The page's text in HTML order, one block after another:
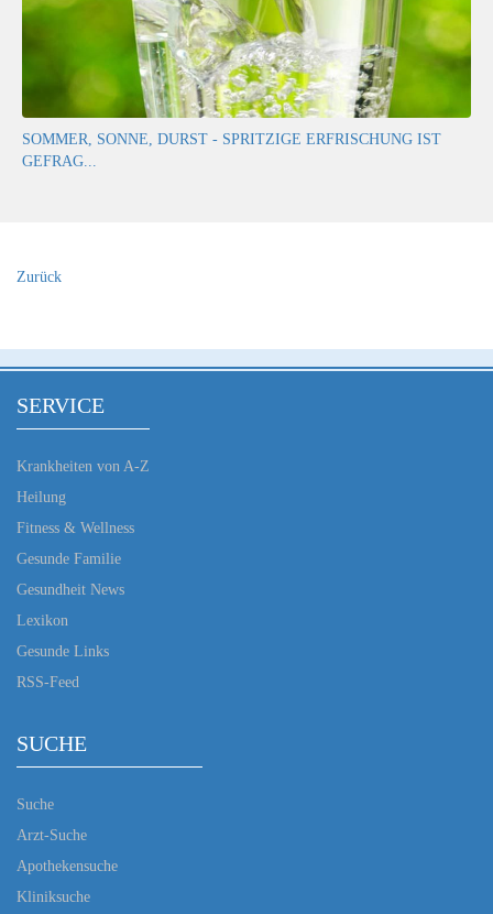
SOMMER, SONNE, DURST - SPRITZIGE ERFRISCHUNG IST
GEFRAG...
Zurück
SERVICE
Krankheiten von A-Z
Heilung
Fitness & Wellness
Gesunde Familie
Gesundheit News
Lexikon
Gesunde Links
RSS-Feed
SUCHE
Suche
Arzt-Suche
Apothekensuche
Kliniksuche